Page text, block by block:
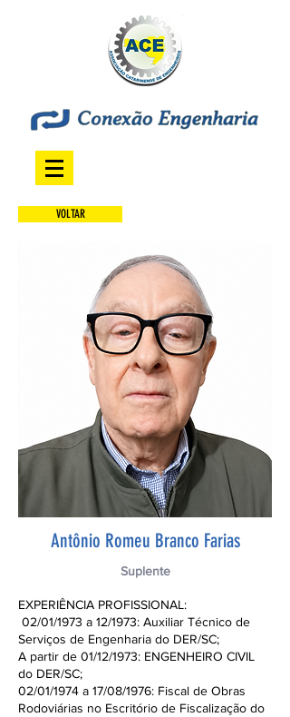
VOLTAR
Antônio Romeu Branco Farias
Suplente
EXPERIÊNCIA PROFISSIONAL:
02/01/1973 a 12/1973: Auxiliar Técnico de
Serviços de Engenharia do DER/SC;
A partir de 01/12/1973: ENGENHEIRO CIVIL
do DER/SC;
02/01/1974 a 17/08/1976: Fiscal de Obras
Rodoviárias no Escritório de Fiscalização do